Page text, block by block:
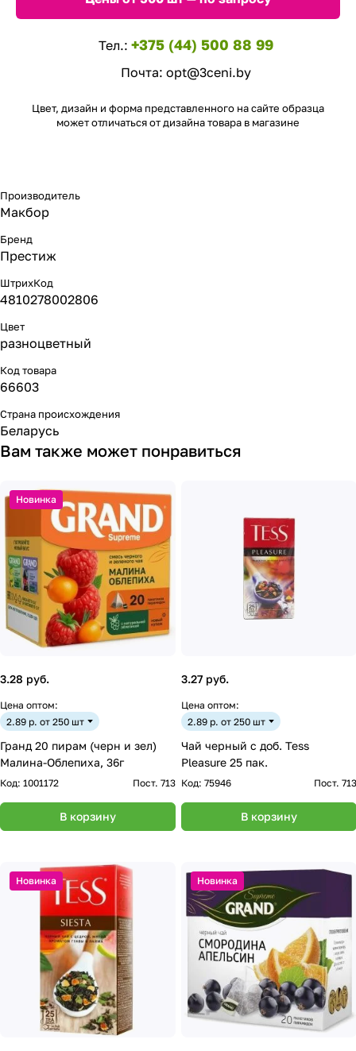
Тел.: +375 (44) 500 88 99
Почта: opt@3ceni.by
Цвет, дизайн и форма представленного на сайте образца
может отличаться от дизайна товара в магазине
Производитель
Макбор
Бренд
Престиж
ШтрихКод
4810278002806
Цвет
разноцветный
Код товара
66603
Страна происхождения
Беларусь
Вам также может понравиться
Новинка
3.28 руб.
Цена оптом:
2.89 р. от 250 шт
Гранд 20 пирам (черн и зел)
Малина-Облепиха, 36г
Код: 1001172 Пост. 713
В корзину
3.27 руб.
Цена оптом:
2.89 р. от 250 шт
Чай черный с доб. Tess
Pleasure 25 пак.
Код: 75946 Пост. 713
В корзину
Новинка Новинка